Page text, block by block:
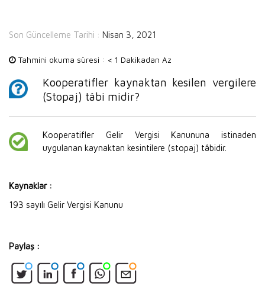
Son Güncelleme Tarihi : Nisan 3, 2021
Tahmini okuma süresi : < 1 Dakikadan Az
Kooperatifler kaynaktan kesilen vergilere
(Stopaj) tâbi midir?
Kooperatifler Gelir Vergisi Kanununa istinaden
uygulanan kaynaktan kesintilere (stopaj) tâbidir.
Kaynaklar :
193 sayılı Gelir Vergisi Kanunu
Paylaş :